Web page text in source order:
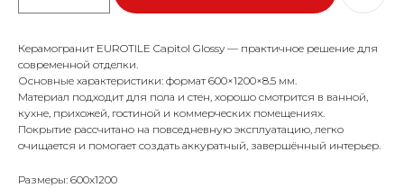
Керамогранит EUROTILE Capitol Glossy — практичное решение для
современной отделки.
Основные характеристики: формат 600×1200×8.5 мм.
Материал подходит для пола и стен, хорошо смотрится в ванной,
кухне, прихожей, гостиной и коммерческих помещениях.
Покрытие рассчитано на повседневную эксплуатацию, легко
очищается и помогает создать аккуратный, завершённый интерьер.
Размеры: 600x1200